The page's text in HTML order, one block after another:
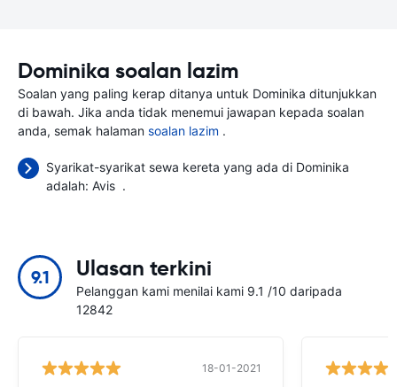
Dominika soalan lazim
Soalan yang paling kerap ditanya untuk Dominika ditunjukkan
di bawah. Jika anda tidak menemui jawapan kepada soalan
anda, semak halaman soalan lazim .
Syarikat-syarikat sewa kereta yang ada di Dominika
adalah: Avis .
9.1 Ulasan terkini
Pelanggan kami menilai kami 9.1 /10 daripada
12842
18-01-2021